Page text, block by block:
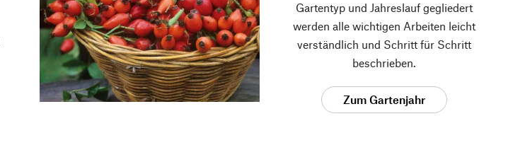
Gartentyp und Jahreslauf gegliedert
werden alle wichtigen Arbeiten leicht
verständlich und Schritt für Schritt
beschrieben.
Zum Gartenjahr